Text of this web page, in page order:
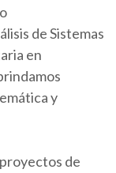
de Sistemas
en
y
de